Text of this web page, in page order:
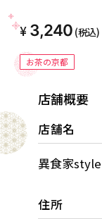
3,240 (税込)
お茶の京都
店舗概要
店舗名
異食家
住所